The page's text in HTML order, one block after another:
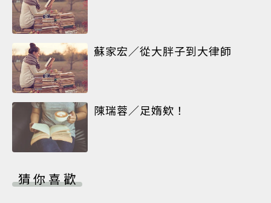
蘇家宏／從大胖子到大律師
陳瑞蓉／足媠欸！
猜你喜歡